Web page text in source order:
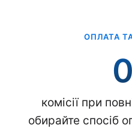
ОПЛАТА
комісії при
обирайте спосіб